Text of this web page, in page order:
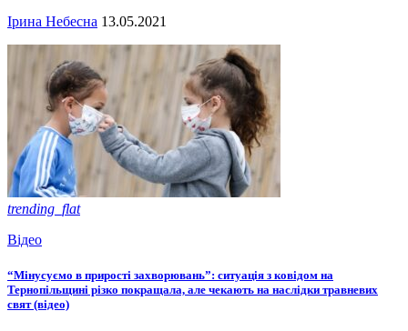
Ірина Небесна 13.05.2021
trending_flat
Відео
“Мінусуємо в прирості захворювань”: ситуація з ковідом на
Тернопільщині різко покращала, але чекають на наслідки травневих
свят (відео)